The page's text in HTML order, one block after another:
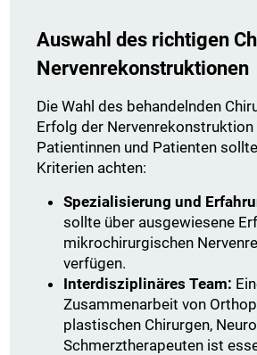
Auswahl des richtigen
Nervenrekonstruktionen
Die Wahl des behandelnden
Erfolg der
Patientinnen und Patienten
Kriterien achten:
Spezialisierung und
sollte über ausgewiesene
mikrochirurgischen
verfügen.
Interdisziplinäres Team:
Zusammenarbeit von
plastischen Chirurgen,
Schmerztherapeuten ist